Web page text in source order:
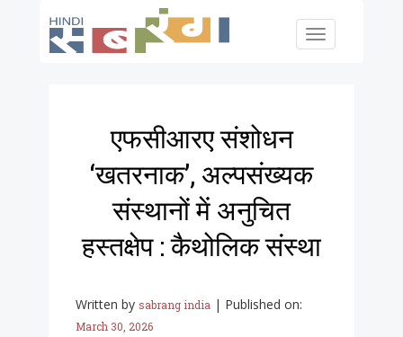
Toggle
एफसीआरए संशोधन
‘खतरनाक’, अल्पसंख्यक
संस्थानों में अनुचित
हस्तक्षेप : कैथोलिक संस्था
Written by sabrang india | Published on:
March 30, 2026